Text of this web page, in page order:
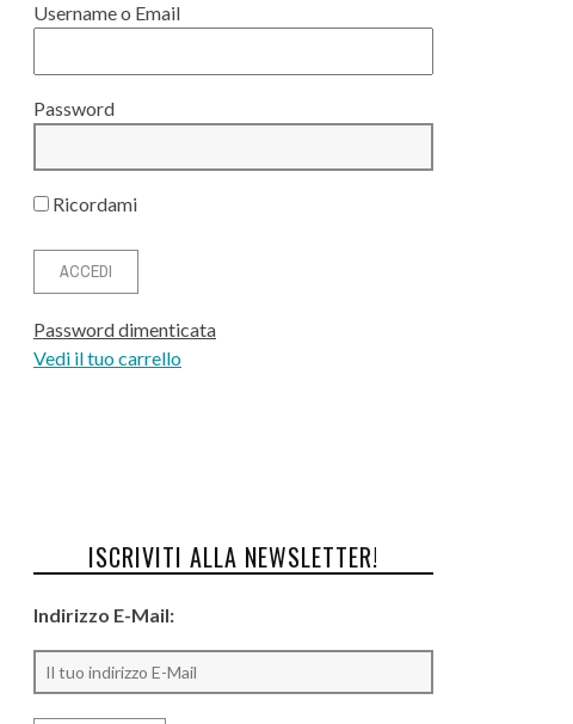
Username o Email
Password
Ricordami
Password dimenticata
Vedi il tuo carrello
ISCRIVITI ALLA NEWSLETTER!
Indirizzo E-Mail: